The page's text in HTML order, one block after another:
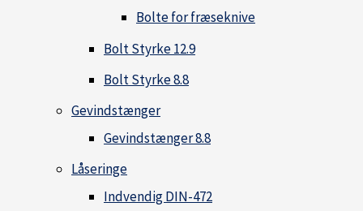
Bolte for fræseknive
Bolt Styrke 12.9
Bolt Styrke 8.8
Gevindstænger
Gevindstænger 8.8
Låseringe
Indvendig DIN-472